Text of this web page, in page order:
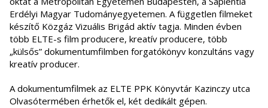
Erdélyi Magyar Tudományegyetemen. A független filmeket
készítő Közgáz Vizuális Brigád aktív tagja. Minden évben
több ELTE-s film producere, kreatív producere, több
„külsős” dokumentumfilmben forgatókönyv konzultáns vagy
kreatív producer.
A dokumentumfilmek az ELTE PPK Könyvtár Kazinczy utca
Olvasótermében érhetők el, két dedikált gépen.